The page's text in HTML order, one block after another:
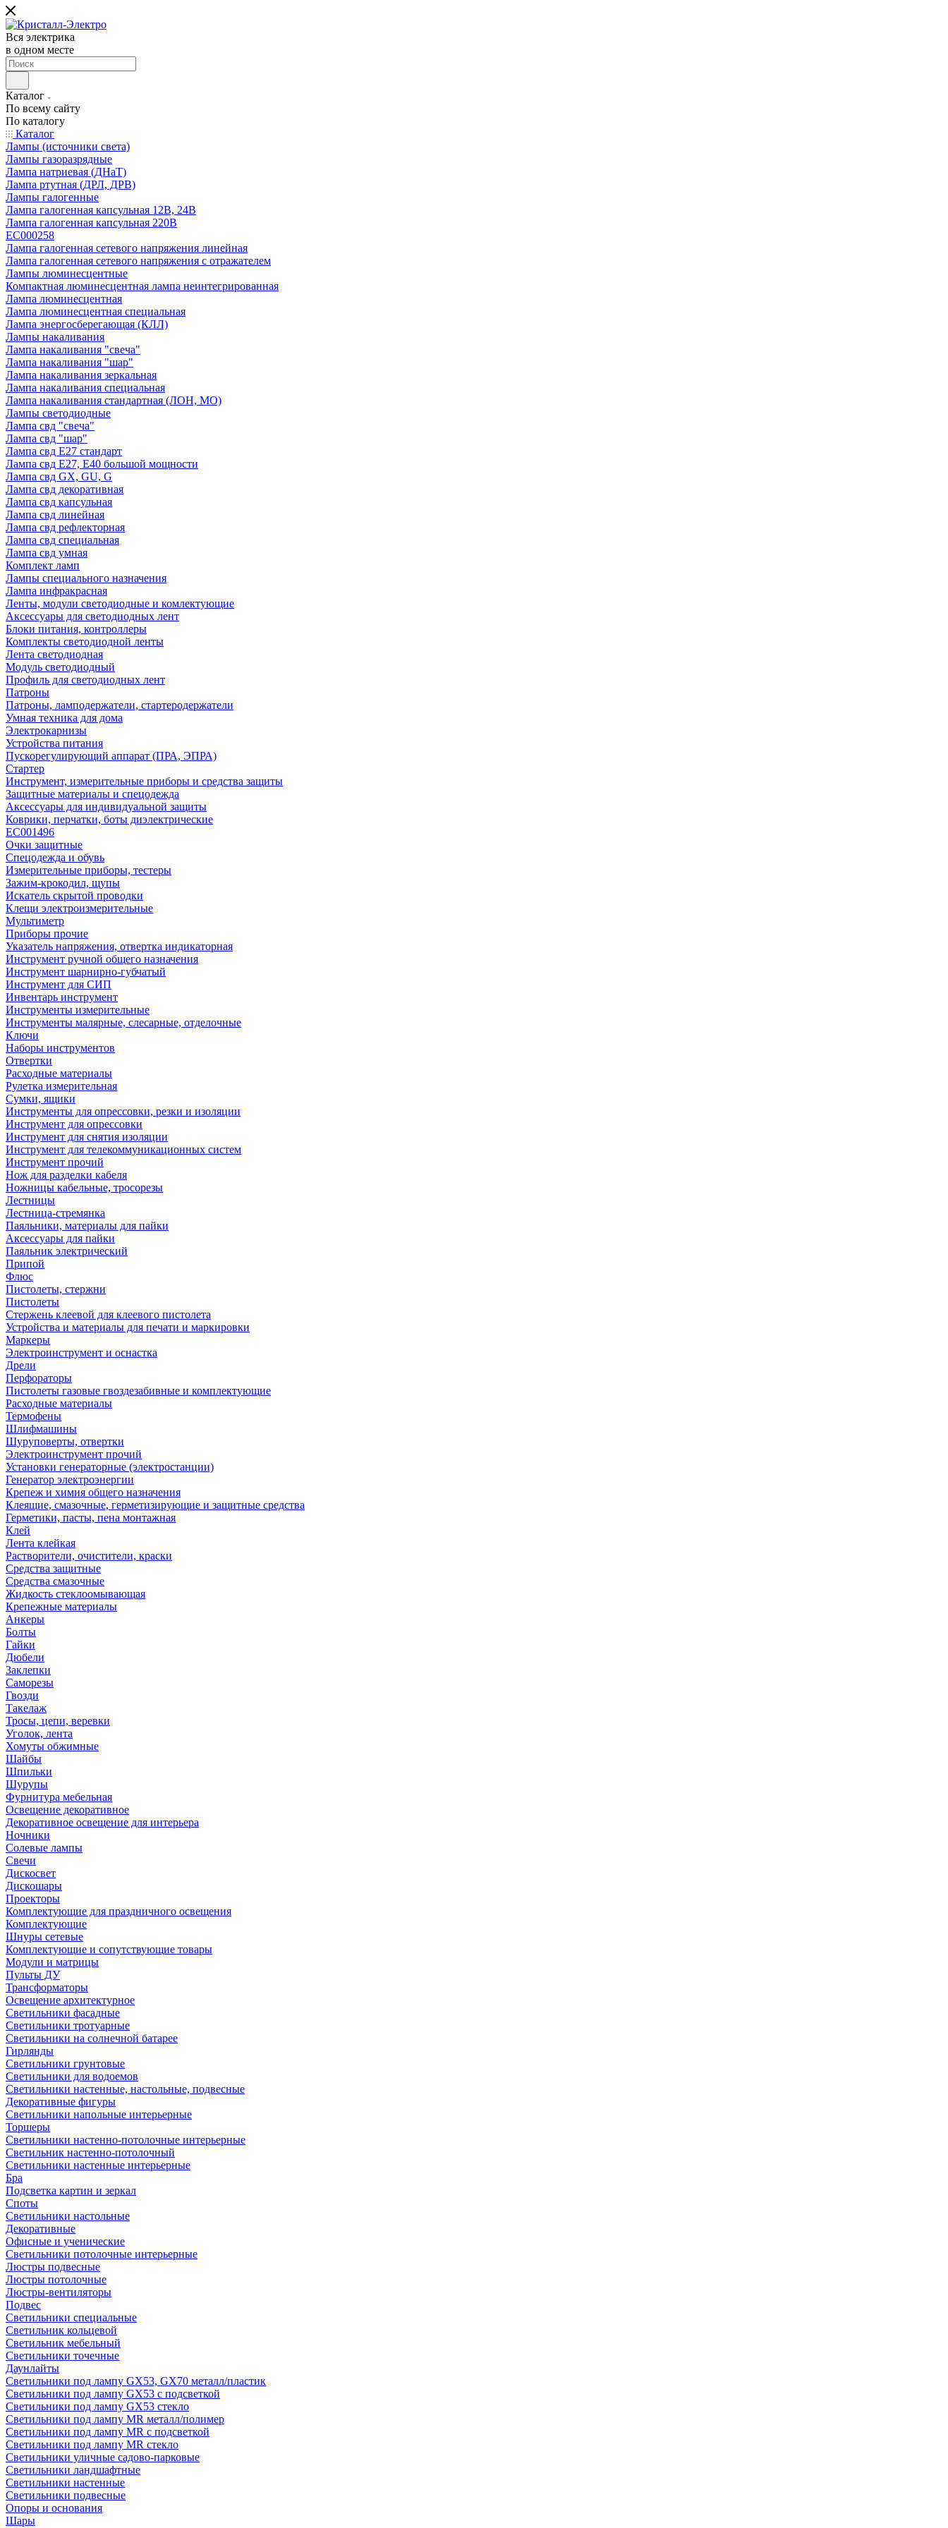
Вся электрика
в одном месте
Каталог
По всему сайту
По каталогу
Каталог
Лампы (источники света)
Лампы газоразрядные
Лампа натриевая (ДНаТ)
Лампа ртутная (ДРЛ, ДРВ)
Лампы галогенные
Лампа галогенная капсульная 12В, 24В
Лампа галогенная капсульная 220В
EC000258
Лампа галогенная сетевого напряжения линейная
Лампа галогенная сетевого напряжения с отражателем
Лампы люминесцентные
Компактная люминесцентная лампа неинтегрированная
Лампа люминесцентная
Лампа люминесцентная специальная
Лампа энергосберегающая (КЛЛ)
Лампы накаливания
Лампа накаливания "свеча"
Лампа накаливания "шар"
Лампа накаливания зеркальная
Лампа накаливания специальная
Лампа накаливания стандартная (ЛОН, МО)
Лампы светодиодные
Лампа свд "свеча"
Лампа свд "шар"
Лампа свд E27 стандарт
Лампа свд E27, Е40 большой мощности
Лампа свд GX, GU, G
Лампа свд декоративная
Лампа свд капсульная
Лампа свд линейная
Лампа свд рефлекторная
Лампа свд специальная
Лампа свд умная
Комплект ламп
Лампы специального назначения
Лампа инфракрасная
Ленты, модули светодиодные и комлектующие
Аксессуары для светодиодных лент
Блоки питания, контроллеры
Комплекты светодиодной ленты
Лента светодиодная
Модуль светодиодный
Профиль для светодиодных лент
Патроны
Патроны, ламподержатели, стартеродержатели
Умная техника для дома
Электрокарнизы
Устройства питания
Пускорегулирующий аппарат (ПРА, ЭПРА)
Стартер
Инструмент, измерительные приборы и средства защиты
Защитные материалы и спецодежда
Аксессуары для индивидуальной защиты
Коврики, перчатки, боты диэлектрические
EC001496
Очки защитные
Спецодежда и обувь
Измерительные приборы, тестеры
Зажим-крокодил, щупы
Искатель скрытой проводки
Клещи электроизмерительные
Мультиметр
Приборы прочие
Указатель напряжения, отвертка индикаторная
Инструмент ручной общего назначения
Инструмент шарнирно-губчатый
Инструмент для СИП
Инвентарь инструмент
Инструменты измерительные
Инструменты малярные, слесарные, отделочные
Ключи
Наборы инструментов
Отвертки
Расходные материалы
Рулетка измерительная
Сумки, ящики
Инструменты для опрессовки, резки и изоляции
Инструмент для опрессовки
Инструмент для снятия изоляции
Инструмент для телекоммуникационных систем
Инструмент прочий
Нож для разделки кабеля
Ножницы кабельные, тросорезы
Лестницы
Лестница-стремянка
Паяльники, материалы для пайки
Аксессуары для пайки
Паяльник электрический
Припой
Флюс
Пистолеты, стержни
Пистолеты
Стержень клеевой для клеевого пистолета
Устройства и материалы для печати и маркировки
Маркеры
Электроинструмент и оснастка
Дрели
Перфораторы
Пистолеты газовые гвоздезабивные и комплектующие
Расходные материалы
Термофены
Шлифмашины
Шуруповерты, отвертки
Электроинструмент прочий
Установки генераторные (электростанции)
Генератор электроэнергии
Крепеж и химия общего назначения
Клеящие, смазочные, герметизирующие и защитные средства
Герметики, пасты, пена монтажная
Клей
Лента клейкая
Растворители, очистители, краски
Средства защитные
Средства смазочные
Жидкость стеклоомывающая
Крепежные материалы
Анкеры
Болты
Гайки
Дюбели
Заклепки
Саморезы
Гвозди
Такелаж
Тросы, цепи, веревки
Уголок, лента
Хомуты обжимные
Шайбы
Шпильки
Шурупы
Фурнитура мебельная
Освещение декоративное
Декоративное освещение для интерьера
Ночники
Солевые лампы
Свечи
Дискосвет
Дискошары
Проекторы
Комплектующие для праздничного освещения
Комплектующие
Шнуры сетевые
Комплектующие и сопутствующие товары
Модули и матрицы
Пульты ДУ
Трансформаторы
Освещение архитектурное
Светильники фасадные
Светильники тротуарные
Светильники на солнечной батарее
Гирлянды
Светильники грунтовые
Светильники для водоемов
Светильники настенные, настольные, подвесные
Декоративные фигуры
Светильники напольные интерьерные
Торшеры
Светильники настенно-потолочные интерьерные
Светильник настенно-потолочный
Светильники настенные интерьерные
Бра
Подсветка картин и зеркал
Споты
Светильники настольные
Декоративные
Офисные и ученические
Светильники потолочные интерьерные
Люстры подвесные
Люстры потолочные
Люстры-вентиляторы
Подвес
Светильники специальные
Светильник кольцевой
Светильник мебельный
Светильники точечные
Даунлайты
Светильники под лампу GX53, GX70 металл/пластик
Светильники под лампу GX53 с подсветкой
Светильники под лампу GX53 стекло
Светильники под лампу MR металл/полимер
Светильники под лампу MR с подсветкой
Светильники под лампу MR стекло
Светильники уличные садово-парковые
Светильники ландшафтные
Светильники настенные
Светильники подвесные
Опоры и основания
Шары